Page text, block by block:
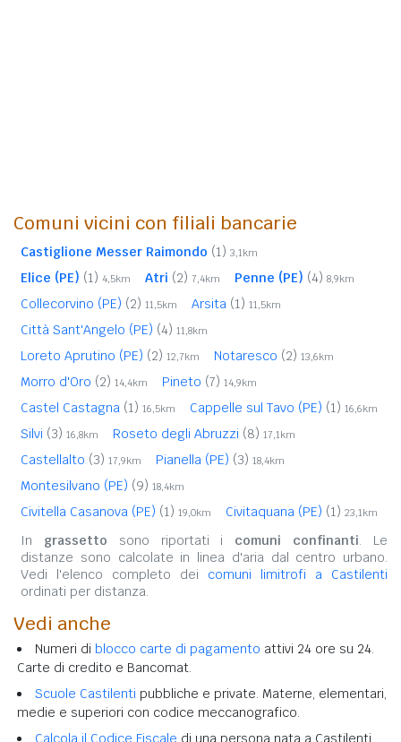
Comuni vicini con filiali bancarie
Castiglione Messer Raimondo (1) 3,1km
Elice (PE) (1) 4,5km Atri (2) 7,4km Penne (PE) (4) 8,9km
Collecorvino (PE) (2) 11,5km Arsita (1) 11,5km
Città Sant'Angelo (PE) (4) 11,8km
Loreto Aprutino (PE) (2) 12,7km Notaresco (2) 13,6km
Morro d'Oro (2) 14,4km Pineto (7) 14,9km
Castel Castagna (1) 16,5km Cappelle sul Tavo (PE) (1) 16,6km
Silvi (3) 16,8km Roseto degli Abruzzi (8) 17,1km
Castellalto (3) 17,9km Pianella (PE) (3) 18,4km
Montesilvano (PE) (9) 18,4km
Civitella Casanova (PE) (1) 19,0km Civitaquana (PE) (1) 23,1km
In grassetto sono riportati i comuni confinanti. Le
distanze sono calcolate in linea d'aria dal centro urbano.
Vedi l'elenco completo dei comuni limitrofi a Castilenti
ordinati per distanza.
Vedi anche
Numeri di blocco carte di pagamento attivi 24 ore su 24.
Carte di credito e Bancomat.
Scuole Castilenti pubbliche e private. Materne, elementari,
medie e superiori con codice meccanografico.
Calcola il Codice Fiscale di una persona nata a Castilenti.